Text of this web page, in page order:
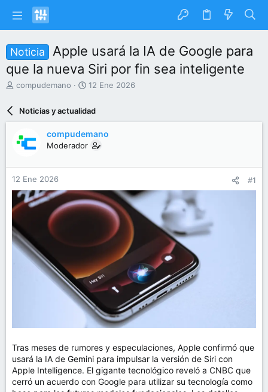
Noticia
Apple usará la IA de Google para
que la nueva Siri por fin sea inteligente
I
a
r
d
e
l
t
e
m
a
compudemano
F
h
d
e
n
c
i
o
12 Ene 2026
Noticias y actualidad
compudemano
Moderador
12 Ene 2026 #1
Tras meses de rumores y especulaciones, Apple confirmó que
usará la IA de Gemini para impulsar la versión de Siri con
Apple Intelligence. El gigante tecnológico reveló a CNBC que
cerró un acuerdo con Google para utilizar su tecnología como